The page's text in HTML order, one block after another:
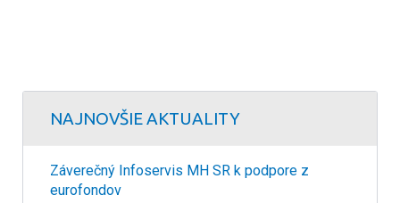
NAJNOVŠIE AKTUALITY
Záverečný Infoservis MH SR k podpore z
eurofondov